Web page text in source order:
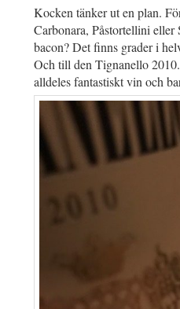
Kocken tänker ut en plan.
Carbonara, Påstortellini eller
bacon? Det finns grader i
Och till den Tignanello
alldeles fantastiskt vin och